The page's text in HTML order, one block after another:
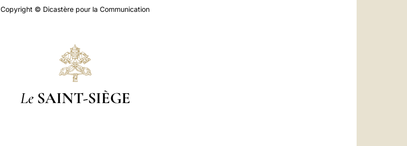
Copyright © Dicastère pour la Communication
Le SAINT-SIÈGE